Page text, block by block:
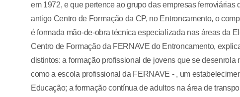
em 1972, e que pertence ao grupo das empresas
antigo Centro de Formação da CP, no Entroncamento, o
é formada mão-de-obra técnica especializada nas áreas da
Centro de Formação da FERNAVE do Entroncamento,
distintos: a formação profissional de jovens que se
como a escola profissional da FERNAVE - , um
Educação; a formação contínua de adultos na área de